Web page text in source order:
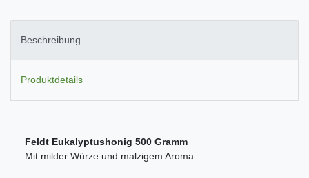
Beschreibung
Produktdetails
Feldt Eukalyptushonig 500 Gramm
Mit milder Würze und malzigem Aroma